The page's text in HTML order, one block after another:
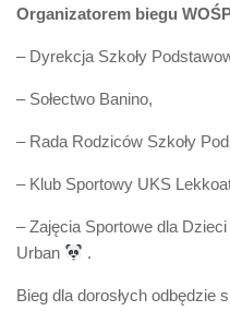
Organizatorem biegu
– Dyrekcja Szkoły
– Sołectwo Banino,
– Rada Rodziców Szkoły
– Klub Sportowy UKS
– Zajęcia Sportowe dla Dzieci
Urban
.
Bieg dla dorosłych odbędzie